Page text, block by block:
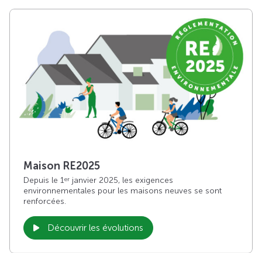
Maison RE2025
Depuis le 1er janvier 2025, les exigences
environnementales pour les maisons neuves se sont
renforcées.
Découvrir les évolutions